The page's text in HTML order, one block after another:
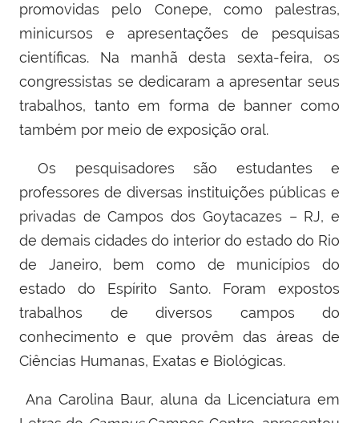
promovidas pelo Conepe, como palestras,
minicursos e apresentações de pesquisas
científicas. Na manhã desta sexta-feira, os
congressistas se dedicaram a apresentar seus
trabalhos, tanto em forma de banner como
também por meio de exposição oral.
Os pesquisadores são estudantes e
professores de diversas instituições públicas e
privadas de Campos dos Goytacazes – RJ, e
de demais cidades do interior do estado do Rio
de Janeiro, bem como de municípios do
estado do Espírito Santo. Foram expostos
trabalhos de diversos campos do
conhecimento e que provêm das áreas de
Ciências Humanas, Exatas e Biológicas.
Ana Carolina Baur, aluna da Licenciatura em